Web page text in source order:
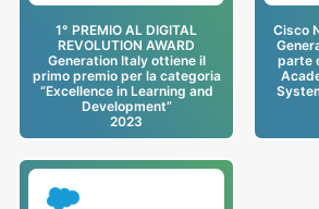
1° PREMIO AL DIGITAL
REVOLUTION AWARD
Generation Italy ottiene il
primo premio per la categoria
“Excellence in Learning and
Development”
2023
Cisco
parte